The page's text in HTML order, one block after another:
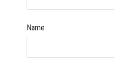
Name